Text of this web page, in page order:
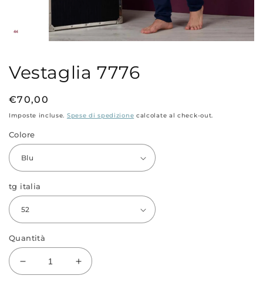
1
in
modale
Vestaglia 7776
Prezzo
di
€70,00
Imposte incluse. Spese di spedizione calcolate al check-out.
Colore
tg italia
Quantità
Diminuisci
quantità
Aumenta
quantità